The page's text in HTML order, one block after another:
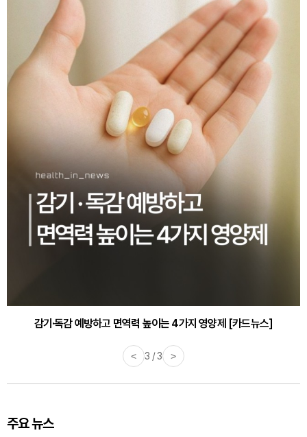
감기·독감 예방하고 면역력 높이는 4가지 영양제 [카드뉴스]
< 3 / 3 >
주요 뉴스